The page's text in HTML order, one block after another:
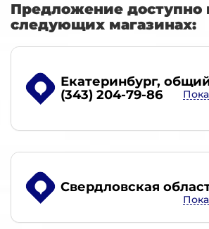
Предложение доступно
следующих магазинах:
Екатеринбург,
(343) 204-79-86
Свердловская